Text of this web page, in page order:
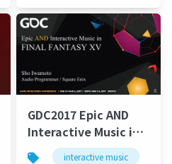
game music
GDC2017 Epic AND
Interactive Music in
FINAL FANTASY XV
interactive music